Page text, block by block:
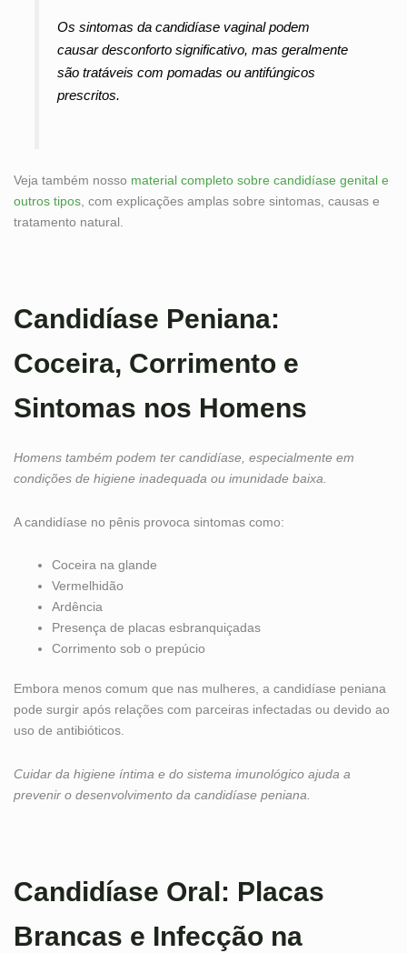
Os sintomas da candidíase vaginal podem
causar desconforto significativo, mas geralmente
são tratáveis com pomadas ou antifúngicos
prescritos.
Veja também nosso material completo sobre candidíase genital e
outros tipos , com explicações amplas sobre sintomas, causas e
tratamento natural.
Candidíase Peniana:
Coceira, Corrimento e
Sintomas nos Homens
Homens também podem ter candidíase, especialmente em
condições de higiene inadequada ou imunidade baixa.
A candidíase no pênis provoca sintomas como:
Coceira na glande
Vermelhidão
Ardência
Presença de placas esbranquiçadas
Corrimento sob o prepúcio
Embora menos comum que nas mulheres, a candidíase peniana
pode surgir após relações com parceiras infectadas ou devido ao
uso de antibióticos.
Cuidar da higiene íntima e do sistema imunológico ajuda a
prevenir o desenvolvimento da candidíase peniana.
Candidíase Oral: Placas
Brancas e Infecção na